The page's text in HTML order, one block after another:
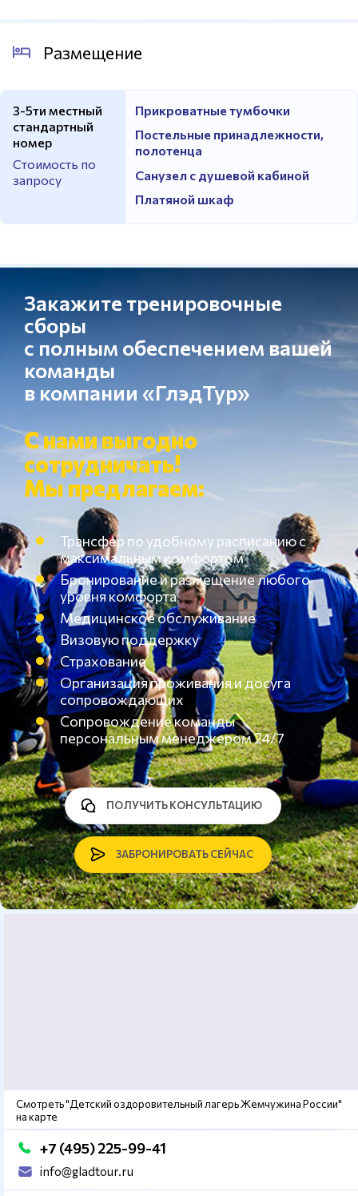
Размещение
3-5ти местный
стандартный
номер
Стоимость по
запросу
Прикроватные тумбочки
Постельные принадлежности,
полотенца
Санузел с душевой кабиной
Платяной шкаф
Закажите тренировочные
сборы
с полным обеспечением вашей
команды
в компании «ГлэдТур»
С нами выгодно
сотрудничать!
Мы предлагаем:
Трансфер по удобному расписанию с
максимальным комфортом
Бронирование и размещение любого
уровня комфорта
Медицинское обслуживание
Визовую поддержку
Страхование
Организация проживания и досуга
сопровождающих
Сопровождение команды
персональным менеджером 24/7
ЗАБРОНИРОВАТЬ СЕЙЧАС
ПОЛУЧИТЬ КОНСУЛЬТАЦИЮ
Смотреть "Детский оздоровительный лагерь Жемчужина России"
на карте
+7 (495) 225-99-41
info@gladtour.ru